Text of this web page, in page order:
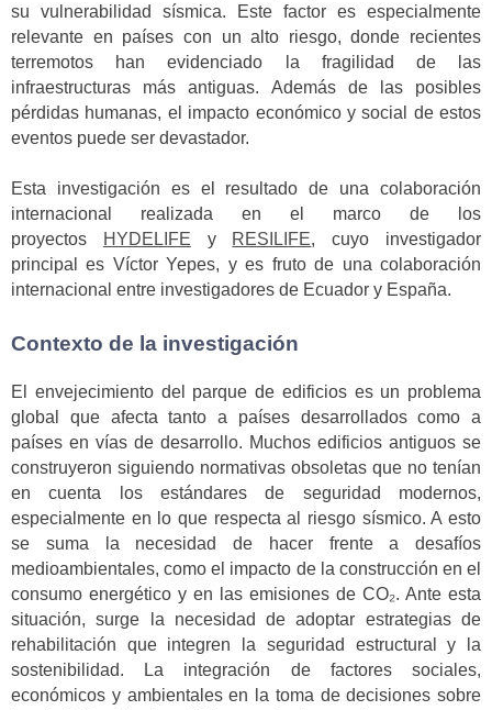
su vulnerabilidad sísmica. Este factor es especialmente
relevante en países con un alto riesgo, donde recientes
terremotos han evidenciado la fragilidad de las
infraestructuras más antiguas. Además de las posibles
pérdidas humanas, el impacto económico y social de estos
eventos puede ser devastador.
Esta investigación es el resultado de una colaboración
internacional realizada en el marco de los
proyectos
HYDELIFE y RESILIFE, cuyo investigador
principal es Víctor Yepes, y es fruto de una colaboración
internacional entre investigadores de Ecuador y España.
Contexto de la investigación
El envejecimiento del parque de edificios es un problema
global que afecta tanto a países desarrollados como a
países en vías de desarrollo. Muchos edificios antiguos se
construyeron siguiendo normativas obsoletas que no tenían
en cuenta los estándares de seguridad modernos,
especialmente en lo que respecta al riesgo sísmico. A esto
se suma la necesidad de hacer frente a desafíos
medioambientales, como el impacto de la construcción en el
consumo energético y en las emisiones de CO₂. Ante esta
situación, surge la necesidad de adoptar estrategias de
rehabilitación que integren la seguridad estructural y la
sostenibilidad. La integración de factores sociales,
económicos y ambientales en la toma de decisiones sobre